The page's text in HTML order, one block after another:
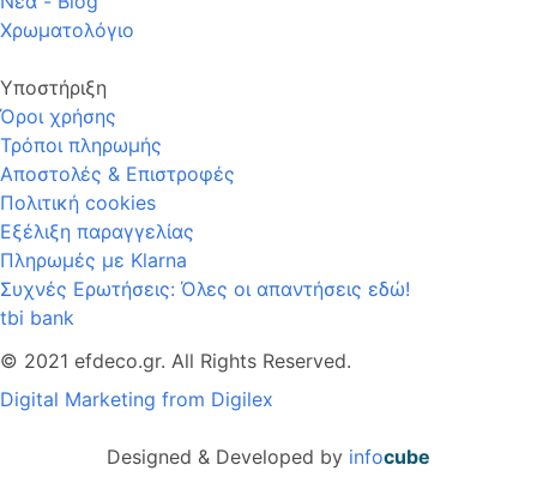
Χρωματολόγιο
Υποστήριξη
Όροι χρήσης
Τρόποι πληρωμής
Αποστολές & Επιστροφές
Πολιτική cookies
Εξέλιξη παραγγελίας
Πληρωμές με Klarna
Συχνές Ερωτήσεις: Όλες οι απαντήσεις εδώ!
tbi bank
© 2021 efdeco.gr. All Rights Reserved.
Digital Marketing from Digilex
Designed & Developed by infocube